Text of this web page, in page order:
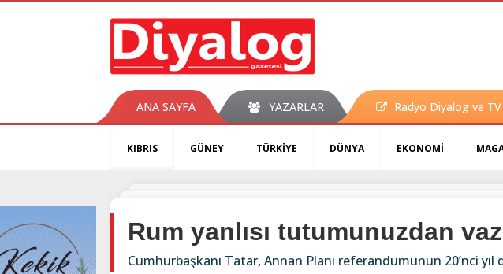
ANA SAYFA YAZARLAR Radyo Diyalog ve TV
KIBRIS GÜNEY TÜRKİYE DÜNYA EKONOMİ
Rum yanlısı tutumunuzdan
Cumhurbaşkanı Tatar, Annan Planı referandumunun 20’nci